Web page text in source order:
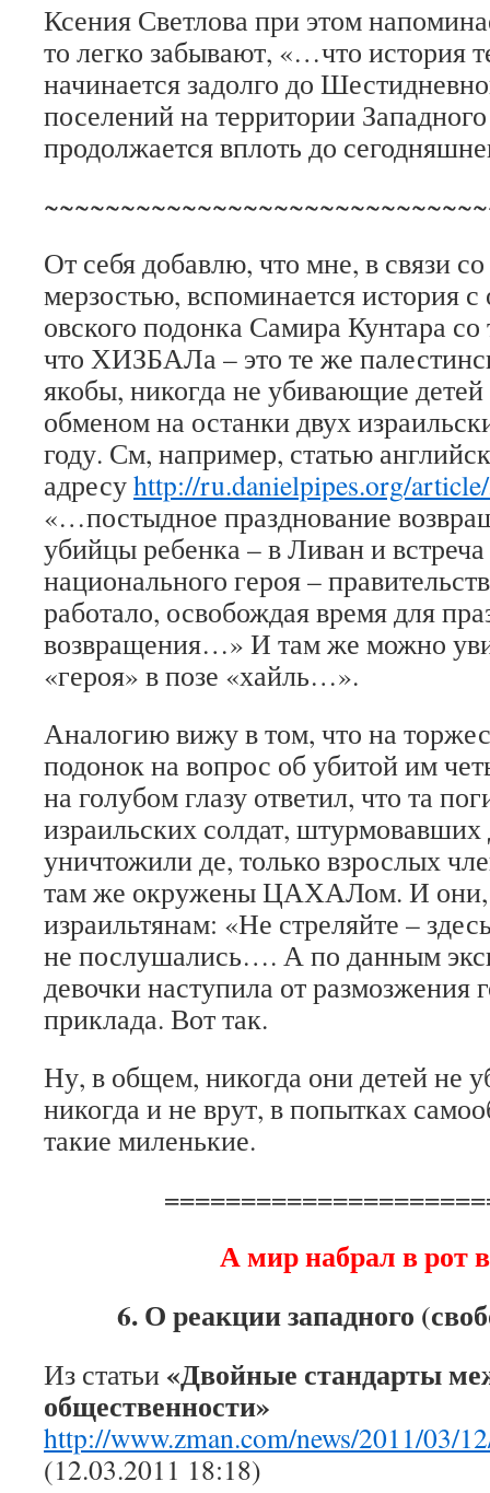
Ксения Светлова при этом
то легко забывают, «…что история
начинается задолго до
поселений на территории
продолжается вплоть до
От себя добавлю, что мне, в связи
мерзостью, вспоминается
овского подонка Самира Кунтара
что ХИЗБАЛа – это те же
якобы, никогда не убивающие
обменом на останки двух
году. См, например, статью
адресуhttp://ru.danielpipes.org/
«…постыдное празднование
убийцы ребенка – в Ливан и встреча
национального героя –
работало, освобождая время для
возвращения…» И там же можно
«героя» в позе «хайль…».
Аналогию вижу в том, что на
подонок на вопрос об убитой им
на голубом глазу ответил, что та
израильских солдат, штурмовавших
уничтожили де, только взрослых
там же окружены ЦАХАЛом. И они,
израильтянам: «Не стреляйте –
не послушались…. А по данным
девочки наступила от размозжения
приклада. Вот так.
Ну, в общем, никогда они детей не
никогда и не врут, в попытках
такие миленькие.
А мир набрал в рот
6. О реакции западного
Из статьи «Двойные стандарты
общественности»
http://www.zman.com/news/2011/03/
(12.03.2011 18:18)